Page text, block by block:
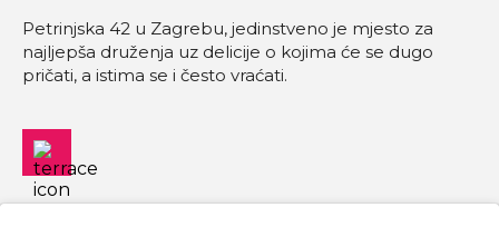
Petrinjska 42 u Zagrebu, jedinstveno je mjesto za
najljepša druženja uz delicije o kojima će se dugo
pričati, a istima se i često vraćati.